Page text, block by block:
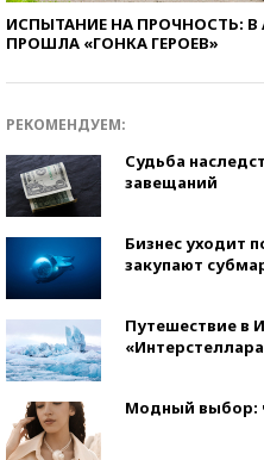
ИСПЫТАНИЕ НА ПРОЧНОСТЬ: В
ПРОШЛА «ГОНКА ГЕРОЕВ»
РЕКОМЕНДУЕМ:
Судьба
завещаний
Бизнес уходит
закупают
Путешествие в
Модный выбор: